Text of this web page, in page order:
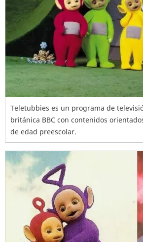
Teletubbies es un programa de
británica BBC con contenidos
de edad preescolar.